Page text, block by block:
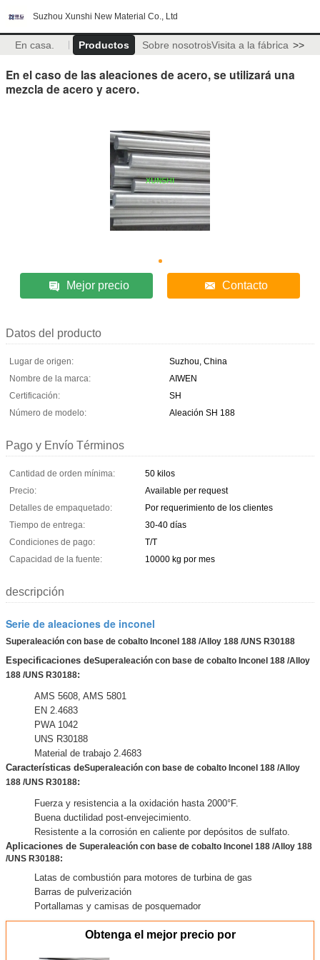
Suzhou Xunshi New Material Co., Ltd
En casa. Productos Sobre nosotrosVisita a la fábrica >>
En el caso de las aleaciones de acero, se utilizará una
mezcla de acero y acero.
Mejor precio Contacto
Datos del producto
Lugar de origen:
Suzhou, China
Nombre de la marca:
AIWEN
Certificación:
SH
Número de modelo:
Aleación SH 188
Pago y Envío Términos
Cantidad de orden mínima:
50 kilos
Precio:
Available per request
Detalles de empaquetado:
Por requerimiento de los clientes
Tiempo de entrega:
30-40 días
Condiciones de pago:
T/T
Capacidad de la fuente:
10000 kg por mes
descripción
Serie de aleaciones de inconel
Superaleación con base de cobalto Inconel 188 /Alloy 188 /UNS R30188
Especificaciones deSuperaleación con base de cobalto Inconel 188 /Alloy
188 /UNS R30188:
AMS 5608, AMS 5801
EN 2.4683
PWA 1042
UNS R30188
Material de trabajo 2.4683
Características deSuperaleación con base de cobalto Inconel 188 /Alloy
188 /UNS R30188:
Fuerza y ​​resistencia a la oxidación hasta 2000°F.
Buena ductilidad post-envejecimiento.
Resistente a la corrosión en caliente por depósitos de sulfato.
Aplicaciones de Superaleación con base de cobalto Inconel 188 /Alloy 188
/UNS R30188:
Latas de combustión para motores de turbina de gas
Barras de pulverización
Portallamas y camisas de posquemador
Obtenga el mejor precio por